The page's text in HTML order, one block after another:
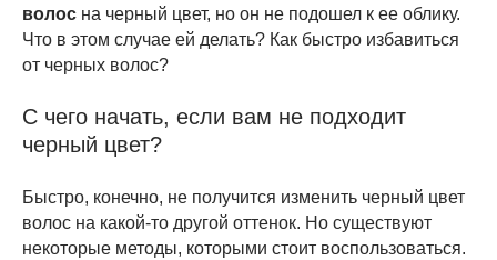
волос на черный цвет, но он не подошел к ее облику.
Что в этом случае ей делать? Как быстро избавиться
от черных волос?
С чего начать, если вам не подходит
черный цвет?
Быстро, конечно, не получится изменить черный цвет
волос на какой-то другой оттенок. Но существуют
некоторые методы, которыми стоит воспользоваться.